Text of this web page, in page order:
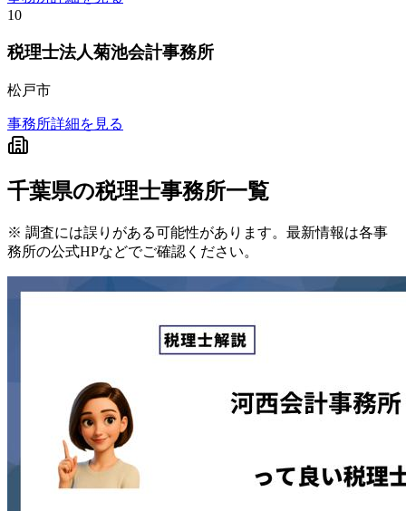
10
税理士法人菊池会計事務所
松戸市
事務所詳細を見る
千葉県の税理士事務所一覧
※ 調査には誤りがある可能性があります。最新情報は各事
務所の公式HPなどでご確認ください。